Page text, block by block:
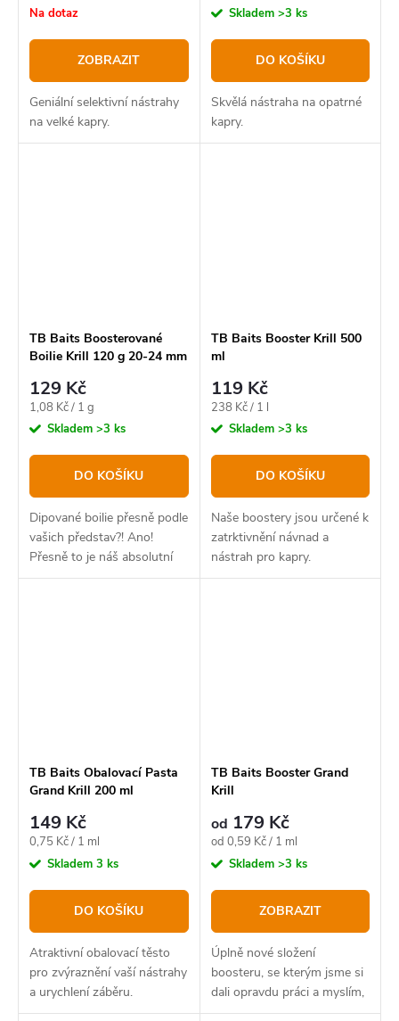
cena:
Na dotaz
ZOBRAZIT
Geniální selektivní nástrahy
na velké kapry.
cena:Skladem >3 ks
DO KOŠÍKU
Skvělá nástraha na opatrné
kapry.
TB Baits Boosterované
Boilie Krill 120 g 20-24 mm
129 Kč
Měrná
cena:
1,08 Kč / 1 g
Skladem >3 ks
DO KOŠÍKU
Dipované boilie přesně podle
vašich představ?! Ano!
Přesně to je náš absolutní
bestseller v novém balení.
TB Baits Booster Krill 500
ml
119 Kč
Měrná
cena:
238 Kč / 1 l
Skladem >3 ks
DO KOŠÍKU
Naše boostery jsou určené k
zatrktivnění návnad a
nástrah pro kapry.
TB Baits Obalovací Pasta
Grand Krill 200 ml
149 Kč
Měrná
cena:
0,75 Kč / 1 ml
Skladem 3 ks
DO KOŠÍKU
Atraktivní obalovací těsto
pro zvýraznění vaší nástrahy
a urychlení záběru.
TB Baits Booster Grand
Krill
od 179 Kč
Měrná
cena:
od 0,59 Kč / 1 ml
Skladem >3 ks
ZOBRAZIT
Úplně nové složení
boosteru, se kterým jsme si
dali opravdu práci a myslím,
že můžeme být právem hrdí!